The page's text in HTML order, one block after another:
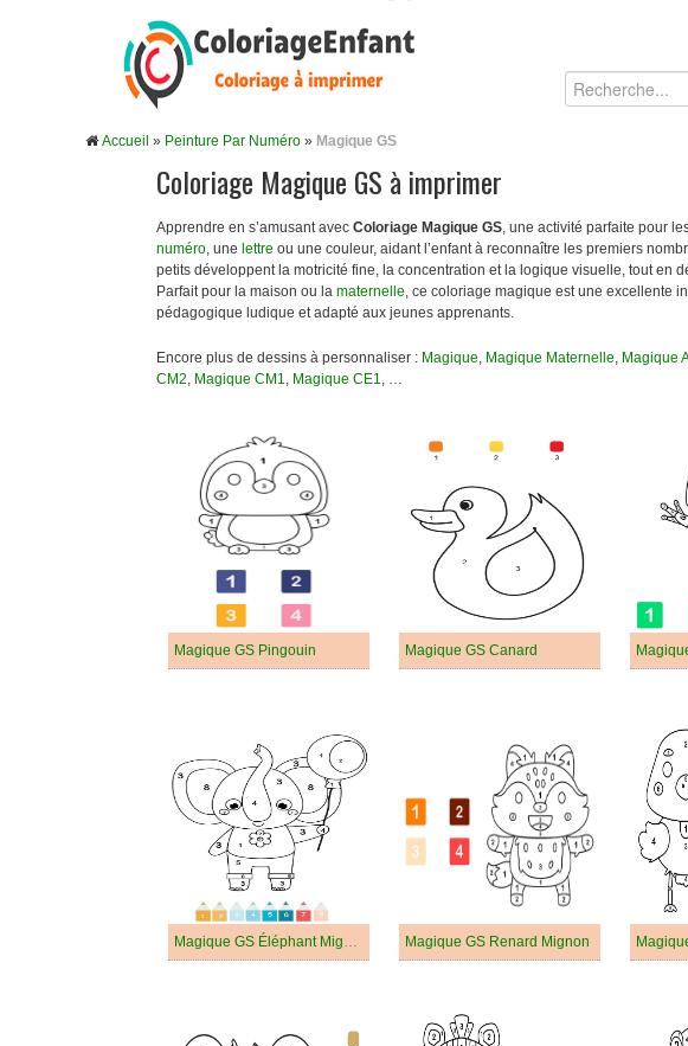
Accueil » Peinture Par Numéro » Magique GS
Coloriage Magique GS à imprimer
Apprendre en s’amusant avec Coloriage Magique GS, une activité parfaite pour
numéro, une lettre ou une couleur, aidant l’enfant à reconnaître les premiers
petits développent la motricité fine, la concentration et la logique visuelle, tout en
Parfait pour la maison ou la maternelle, ce coloriage magique est une excellente
pédagogique ludique et adapté aux jeunes apprenants.
Encore plus de dessins à personnaliser : Magique, Magique Maternelle, Magique
CM2, Magique CM1, Magique CE1, …
Magique GS Pingouin Magique GS Canard
Magique GS Éléphant Mignon Magique GS Renard Mignon